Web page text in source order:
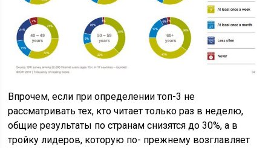
Впрочем, если при определении топ-3 не
рассматривать тех, кто читает только раз в неделю,
общие результаты по странам снизятся до 30%, а в
тройку лидеров, которую по- прежнему возглавляет